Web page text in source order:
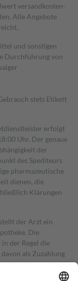
versand­kosten­
Alle Angebote
und sonstigen
Durchführung von
stets Etikett
erfolgt
Uhr. Der genaue
der
des Spediteurs
pharmazeutische
dienen, die
Klärungen
der Arzt ein
Die
der Regel die
als Zuzahlung
Höhe von zehn